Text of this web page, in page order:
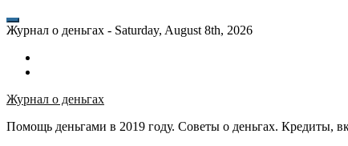
Журнал о деньгах - Saturday, August 8th, 2026
банка
24
взять
WebMoney?
Журнал о деньгах
Помощь деньгами в 2019 году. Советы о деньгах. Кредиты,